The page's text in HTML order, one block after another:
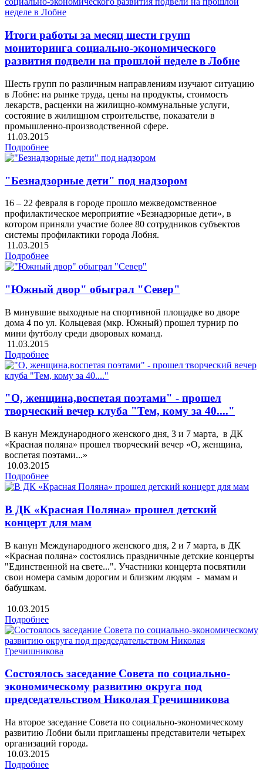
Итоги работы за месяц шести групп
мониторинга социально-экономического
развития подвели на прошлой неделе в Лобне
Шесть групп по различным направлениям изучают ситуацию
в Лобне: на рынке труда, цены на продукты, стоимость
лекарств, расценки на жилищно-коммунальные услуги,
состояние в жилищном строительстве, показатели в
промышленно-производственной сфере.
11.03.2015
Подробнее
"Безнадзорные дети" под надзором
16 – 22 февраля в городе прошло межведомственное
профилактическое мероприятие «Безнадзорные дети», в
котором приняли участие более 80 сотрудников субъектов
системы профилактики города Лобня.
11.03.2015
Подробнее
"Южный двор" обыграл "Север"
В минувшие выходные на спортивной площадке во дворе
дома 4 по ул. Кольцевая (мкр. Южный) прошел турнир по
мини футболу среди дворовых команд.
11.03.2015
Подробнее
"О, женщина,воспетая поэтами" - прошел
творческий вечер клуба "Тем, кому за 40...."
В канун Международного женского дня, 3 и 7 марта, в ДК
«Красная поляна» прошел творческий вечер «О, женщина,
воспетая поэтами...»
10.03.2015
Подробнее
В ДК «Красная Поляна» прошел детский
концерт для мам
В канун Международного женского дня, 2 и 7 марта, в ДК
«Красная поляна» состоялись праздничные детские концерты
"Единственной на свете...". Участники концерта посвятили
свои номера самым дорогим и близким людям - мамам и
бабушкам.
10.03.2015
Подробнее
Состоялось заседание Совета по социально-
экономическому развитию округа под
председательством Николая Гречишникова
На второе заседание Совета по социально-экономическому
развитию Лобни были приглашены представители четырех
организаций города.
10.03.2015
Подробнее